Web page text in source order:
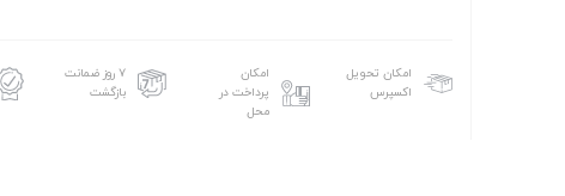
امکان تحویل
اکسپرس
امکان
پرداخت در
محل
۷ روز ضمانت
بازگشت